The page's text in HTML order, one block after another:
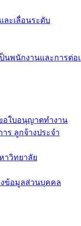
ละเลื่อนระดับ
นพนักงานและการต่อ
อใบอนุญาตทำงาน
ร ลูกจ้างประจำ
าวิทยาลัย
งข้อมูลส่วนบุคคล